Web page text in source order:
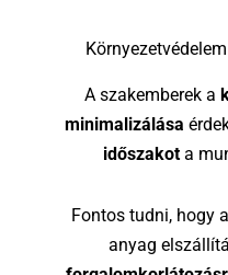
A szakemberek a
minimalizálása
időszakota
Fontos tudni, hogy
anyag